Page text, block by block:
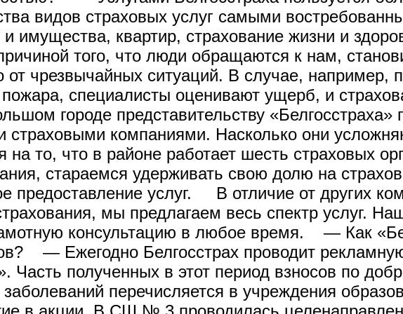
видов страховых услуг самыми
и имущества, квартир, страхование жизни и
того, что люди обращаются к нам,
чрезвычайных ситуаций. В случае, например,
пожара, специалисты оценивают ущерб, и
городе представительству «Белгосстраха»
страховыми компаниями. Насколько они
то, что в районе работает шесть страховых
стараемся удерживать свою долю на
предоставление услуг. В отличие от других
мы предлагаем весь спектр услуг.
консультацию в любое время. — Как
— Ежегодно Белгосстрах проводит
Часть полученных в этот период взносов по
заболеваний перечисляется в учреждения